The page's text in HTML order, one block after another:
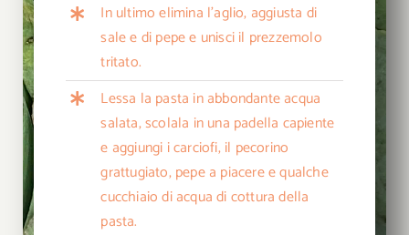
In ultimo elimina l’aglio, aggiusta di
sale e di pepe e unisci il prezzemolo
tritato.
Lessa la pasta in abbondante acqua
salata, scolala in una padella capiente
e aggiungi i carciofi, il pecorino
grattugiato, pepe a piacere e qualche
cucchiaio di acqua di cottura della
pasta.